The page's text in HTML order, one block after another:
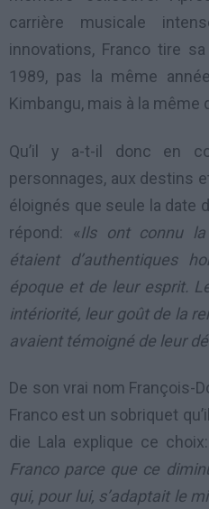
carrière musicale
innovations, Franco tire
1989, pas la même
Kimbangu, mais à la même
Qu’il y a-t-il donc en
personnages, aux destins
éloignés que seule la date
répond: «Ils ont connu
étaient d’authentiques
époque et de leur esprit.
intériorité, leur goût de la
avaient témoigné de leur
De son vrai nom François-
Franco est un sobriquet
die Lala explique ce
Franco parce que ce
qui, pour lui, s’adaptait le